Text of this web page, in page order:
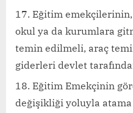
Eğitim
okul ya da kurumlara
temin edilmeli, araç
giderleri devlet
Eğitim Emekçinin
değişikliği yoluyla atama